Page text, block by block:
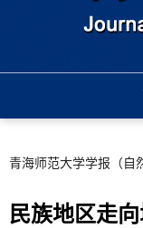
青海师范大学学报（自
民族地区走